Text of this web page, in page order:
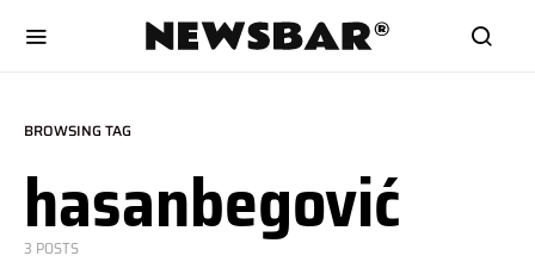
BROWSING TAG
hasanbegović
3 POSTS